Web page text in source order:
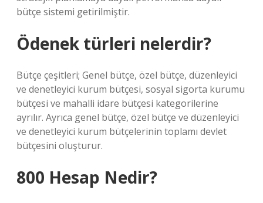
bütçe sistemi getirilmiştir.
Ödenek türleri nelerdir?
Bütçe çeşitleri; Genel bütçe, özel bütçe, düzenleyici
ve denetleyici kurum bütçesi, sosyal sigorta kurumu
bütçesi ve mahalli idare bütçesi kategorilerine
ayrılır. Ayrıca genel bütçe, özel bütçe ve düzenleyici
ve denetleyici kurum bütçelerinin toplamı devlet
bütçesini oluşturur.
800 Hesap Nedir?